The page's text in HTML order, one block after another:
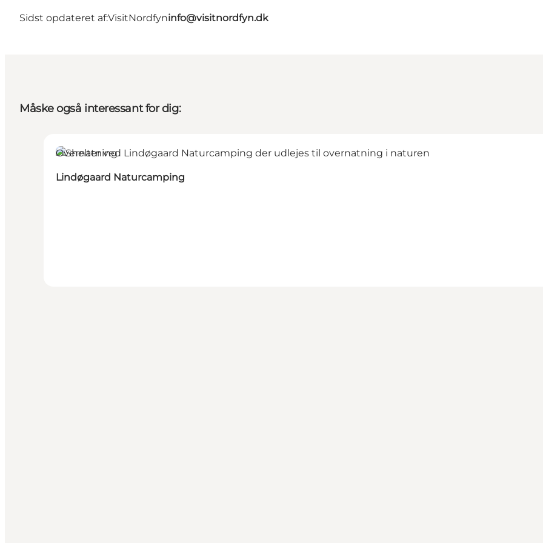
Sidst opdateret af:VisitNordfyninfo@visitnordfyn.dk
Måske også interessant for dig:
Overnatning
Lindøgaard Naturcamping